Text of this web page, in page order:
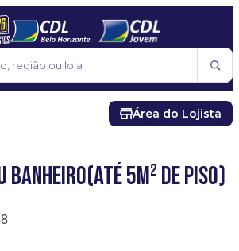
Área do Lojista
5M² DE PISO)